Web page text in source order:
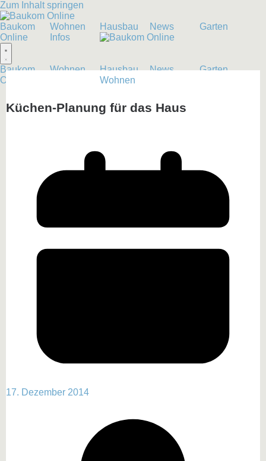
Zum Inhalt springen
Baukom
Online
Wohnen Hausbau News
Garten
Infos
Baukom
Online
Wohnen Hausbau News
Garten
Wohnen
Küchen-Planung für das Haus
17. Dezember 2014